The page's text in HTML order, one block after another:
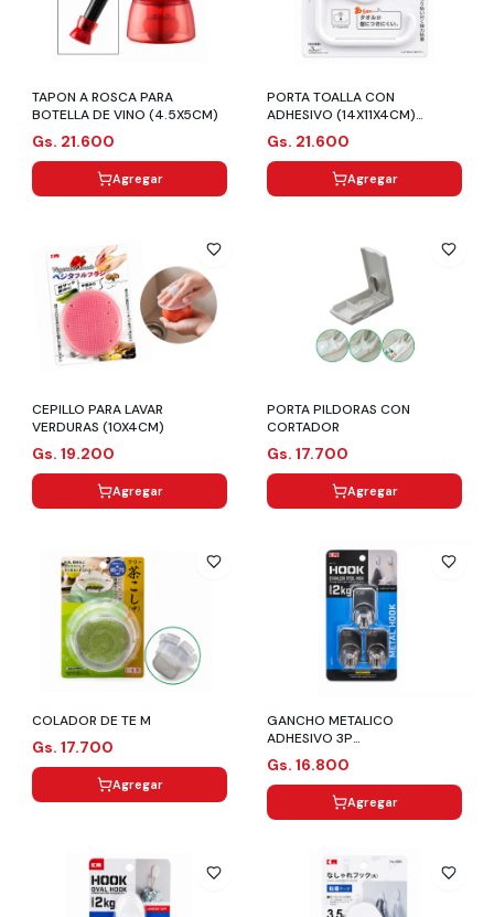
TAPON A ROSCA PARA
BOTELLA DE VINO (4.5X5CM)
Gs. 21.600
Agregar
PORTA TOALLA CON
ADHESIVO (14X11X4CM)
BLANCO
Gs. 21.600
Agregar
CEPILLO PARA LAVAR
VERDURAS (10X4CM)
Gs. 19.200
Agregar
PORTA PILDORAS CON
CORTADOR
Gs. 17.700
Agregar
COLADOR DE TE M
Gs. 17.700
Agregar
GANCHO METALICO
ADHESIVO 3P
(3X6X2.5CM/HASTA 2KG)
Gs. 16.800
Agregar